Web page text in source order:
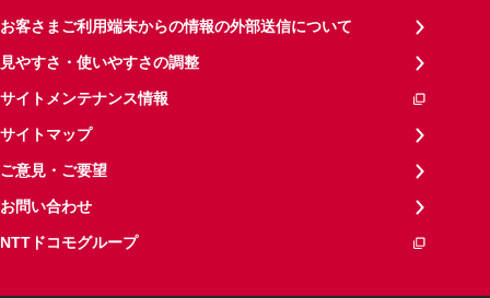
お客さまご利用端末からの情報の外部送信について
見やすさ・使いやすさの調整
サイトメンテナンス情報
サイトマップ
ご意見・ご要望
お問い合わせ
NTTドコモグループ